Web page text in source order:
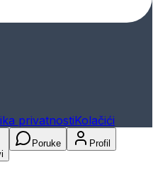
privatnostiKolačići
Poruke Profil